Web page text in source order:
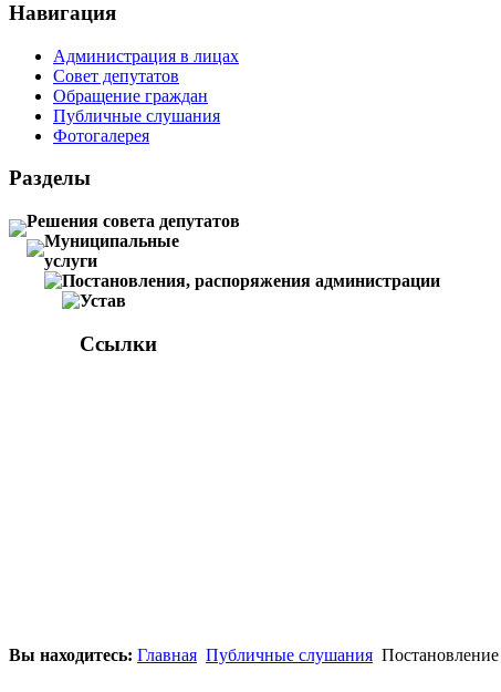
Навигация
Администрация в лицах
Совет депутатов
Обращение граждан
Публичные слушания
Фотогалерея
Разделы
Решения совета депутатов
Муниципальные
услуги
Постановления, распоряжения администрации
Устав
Ссылки
Вы находитесь: Главная Публичные слушания